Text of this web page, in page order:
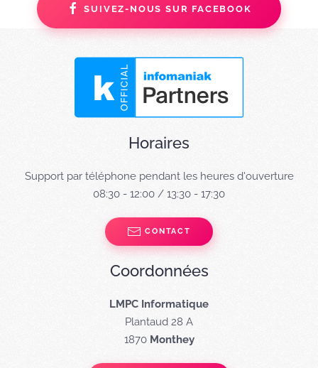
SUIVEZ-NOUS SUR FACEBOOK
Horaires
Support par téléphone pendant les heures d'ouverture
08:30 - 12:00 / 13:30 - 17:30
CONTACT
Coordonnées
LMPC Informatique
Plantaud 28 A
1870 Monthey